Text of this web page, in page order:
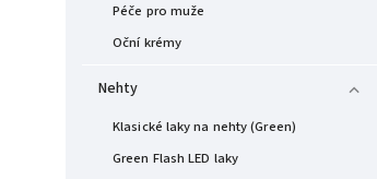
Péče pro muže
Oční krémy
Nehty
Klasické laky na nehty (Green)
Green Flash LED laky